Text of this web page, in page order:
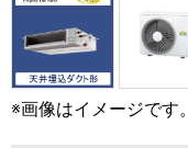
※画像はイメージです。